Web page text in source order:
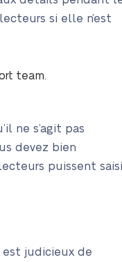
si elle n’est
team.
ne s’agit pas
devez bien
puissent
est judicieux de